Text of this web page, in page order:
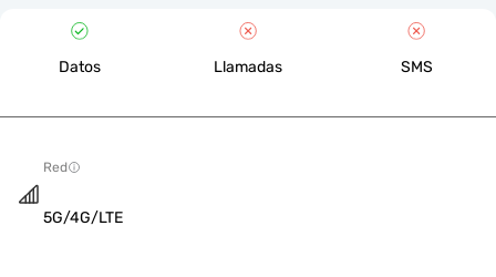
Datos Llamadas SMS
Red
5G/4G/LTE